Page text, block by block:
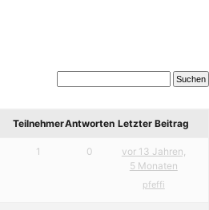
TeilnehmerAntworten Letzter Beitrag
1 0
vor 13 Jahren,
5 Monaten
pfeffi